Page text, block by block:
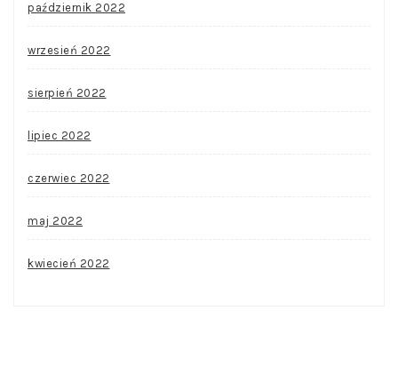
październik 2022
wrzesień 2022
sierpień 2022
lipiec 2022
czerwiec 2022
maj 2022
kwiecień 2022